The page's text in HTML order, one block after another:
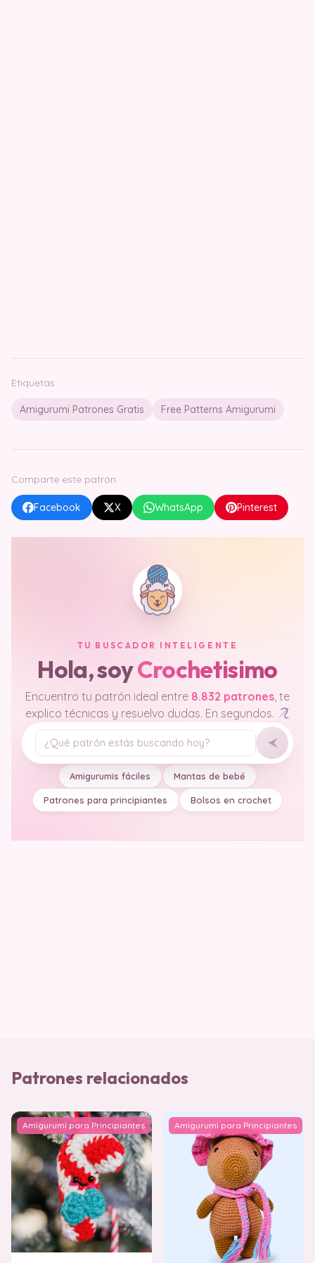
Etiquetas
Amigurumi Patrones Gratis Free Patterns Amigurumi
Comparte este patrón
Facebook X WhatsApp Pinterest
TU BUSCADOR INTELIGENTE
Hola, soyCrochetisimo
Encuentro tu patrón ideal entre 8.832 patrones, te
explico técnicas y resuelvo dudas. En segundos.
Tu pregunta
Amigurumis fáciles Mantas de bebé
Patrones para principiantes Bolsos en crochet
Patrones relacionados
Amigurumi para Principiantes Amigurumi para Principiantes